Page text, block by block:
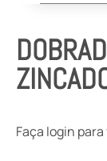
Faça login